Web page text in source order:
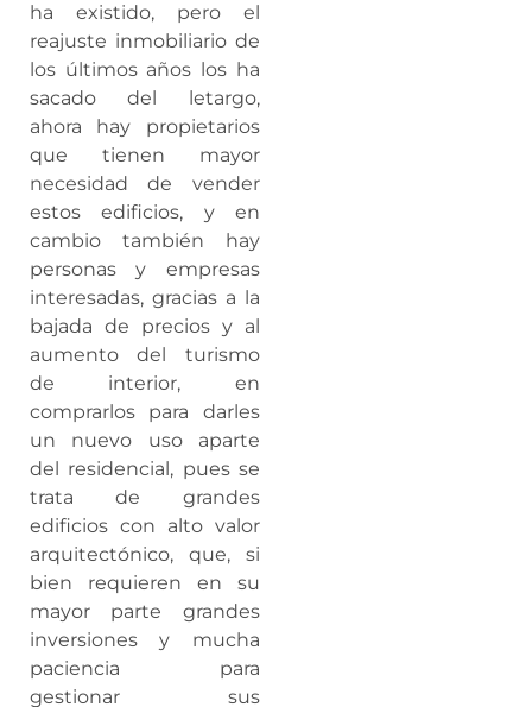
ha existido, pero el
reajuste inmobiliario de
los últimos años los ha
sacado del letargo,
ahora hay propietarios
que tienen mayor
necesidad de vender
estos edificios, y en
cambio también hay
personas y empresas
interesadas, gracias a la
bajada de precios y al
aumento del turismo
de interior, en
comprarlos para darles
un nuevo uso aparte
del residencial, pues se
trata de grandes
edificios con alto valor
arquitectónico, que, si
bien requieren en su
mayor parte grandes
inversiones y mucha
paciencia para
gestionar sus